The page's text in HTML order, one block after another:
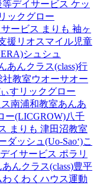
等デイサービス ケッ
リックグロー
ービス まりも 袖ヶ
援 リオスマイル児童
シュシュ
あんクラス(class)行
社教室ウオーサオー
す リックグロー
南浦和教室あんあ
ー(LICGROW)八千
まりも 津田沼教室
ダッシュ(Uo-Sao‘)こ
イサービス ポラリ
あんクラス(class)豊平
わくわくハウス運動